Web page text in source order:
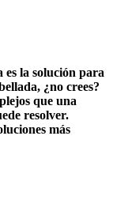
es la solución para
¿no crees?
que una
resolver.
más